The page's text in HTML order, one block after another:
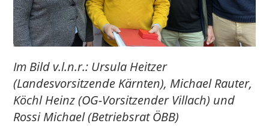
Im Bild v.l.n.r.: Ursula Heitzer
(Landesvorsitzende Kärnten), Michael Rauter,
Köchl Heinz (OG-Vorsitzender Villach) und
Rossi Michael (Betriebsrat ÖBB)